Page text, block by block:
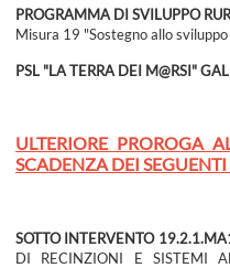
PROGRAMMA DI SVILUPPO
Misura 19 "Sostegno allo
PSL "LA TERRA DEI M@RSI"
ULTERIORE PROROGA
SCADENZA DEI
SOTTO INTERVENTO
DI RECINZIONI E SISTEMI